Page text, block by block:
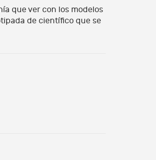
que ver con los modelos
de científico que se